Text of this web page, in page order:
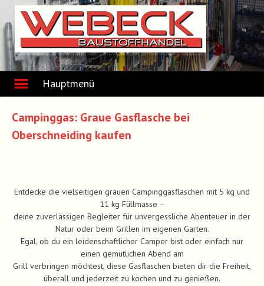
content
Hauptmenü
Campinggas: Graue Gasflasche bei
Oberschneiding kaufen
Entdecke die vielseitigen grauen Campinggasflaschen mit 5 kg und
11 kg Füllmasse –
deine zuverlässigen Begleiter für unvergessliche Abenteuer in der
Natur oder beim Grillen im eigenen Garten.
Egal, ob du ein leidenschaftlicher Camper bist oder einfach nur
einen gemütlichen Abend am
Grill verbringen möchtest, diese Gasflaschen bieten dir die Freiheit,
überall und jederzeit zu kochen und zu genießen.